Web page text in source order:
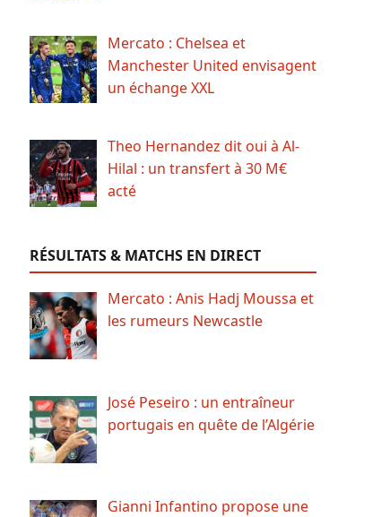
Mercato : Chelsea et
Manchester United envisagent
un échange XXL
Theo Hernandez dit oui à Al-
Hilal : un transfert à 30 M€
acté
RÉSULTATS & MATCHS EN DIRECT
Mercato : Anis Hadj Moussa et
les rumeurs Newcastle
José Peseiro : un entraîneur
portugais en quête de l’Algérie
Gianni Infantino propose une